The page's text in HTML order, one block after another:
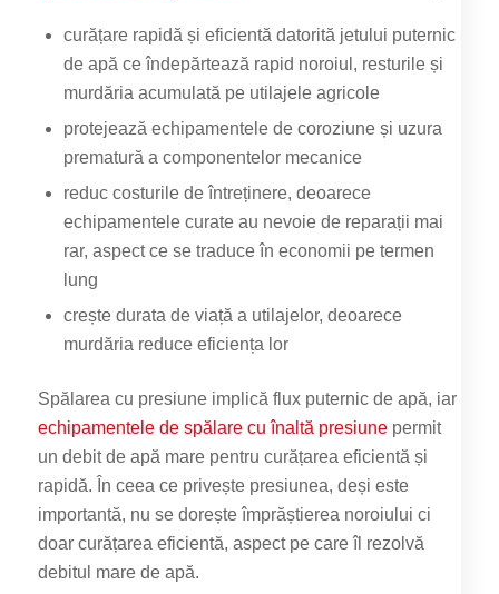
curățare rapidă și eficientă datorită jetului puternic
de apă ce îndepărtează rapid noroiul, resturile și
murdăria acumulată pe utilajele agricole
protejează echipamentele de coroziune și uzura
prematură a componentelor mecanice
reduc costurile de întreținere, deoarece
echipamentele curate au nevoie de reparații mai
rar, aspect ce se traduce în economii pe termen
lung
crește durata de viață a utilajelor, deoarece
murdăria reduce eficiența lor
Spălarea cu presiune implică flux puternic de apă, iar
echipamentele de spălare cu înaltă presiunepermit
un debit de apă mare pentru curățarea eficientă și
rapidă. În ceea ce privește presiunea, deși este
importantă, nu se dorește împrăștierea noroiului ci
doar curățarea eficientă, aspect pe care îl rezolvă
debitul mare de apă.